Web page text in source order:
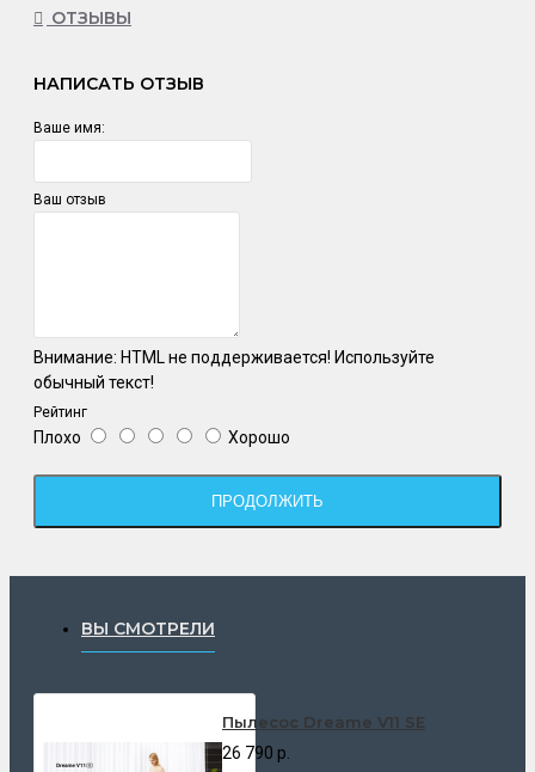
ОТЗЫВЫ
НАПИСАТЬ ОТЗЫВ
Ваше имя:
Ваш отзыв
Внимание: HTML не поддерживается! Используйте
обычный текст!
Рейтинг
Плохо Хорошо
ПРОДОЛЖИТЬ
ВЫ СМОТРЕЛИ
Пылесос Dreame V11 SE
26 790 р.